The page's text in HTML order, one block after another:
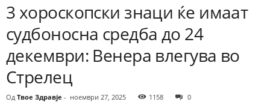
3 хороскопски знаци ќе имаат
судбоносна средба до 24
декември: Венера влегува во
Стрелец
Од Твое Здравје - ноември 27, 2025 1158 0